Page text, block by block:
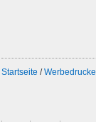
Startseite /Werbedrucke